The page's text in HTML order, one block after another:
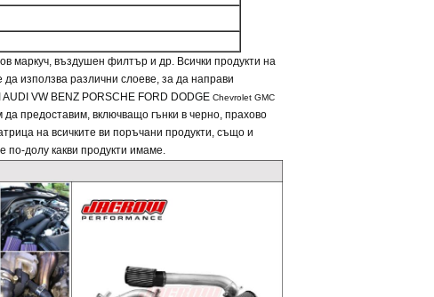
маркуч, въздушен филтър и др. Всички продукти на
използва различни слоеве, за да направи
AUDI VW BENZ PORSCHE FORD DODGEChevrolet GMC
предоставим, включващо гънки в черно, прахово
на всичките ви поръчани продукти, също и
долу какви продукти имаме.